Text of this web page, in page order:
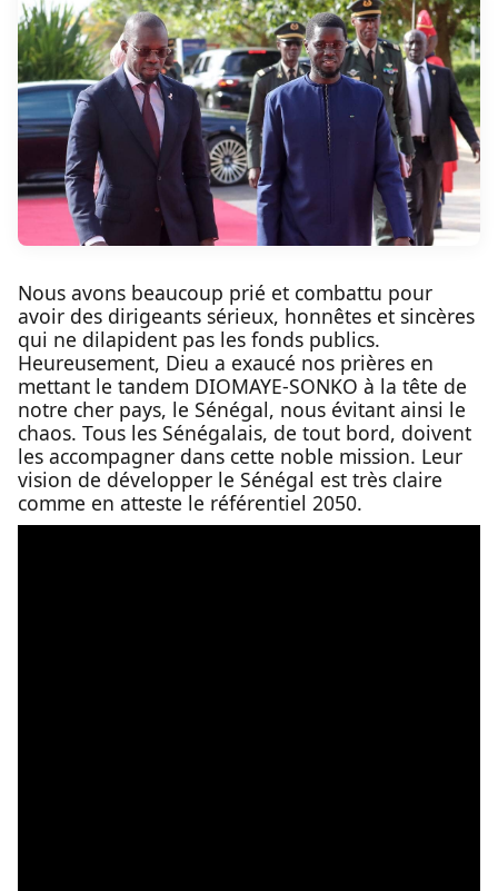
Nous avons beaucoup prié et combattu pour
avoir des dirigeants sérieux, honnêtes et sincères
qui ne dilapident pas les fonds publics.
Heureusement, Dieu a exaucé nos prières en
mettant le tandem DIOMAYE-SONKO à la tête de
notre cher pays, le Sénégal, nous évitant ainsi le
chaos. Tous les Sénégalais, de tout bord, doivent
les accompagner dans cette noble mission. Leur
vision de développer le Sénégal est très claire
comme en atteste le référentiel 2050.